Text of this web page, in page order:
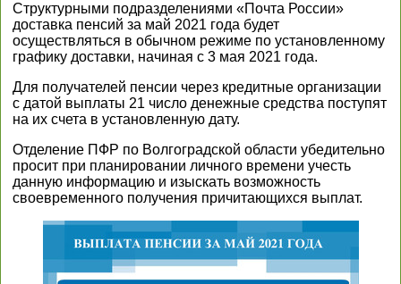
Структурными подразделениями «Почта России»
доставка пенсий за май 2021 года будет
осуществляться в обычном режиме по установленному
графику доставки, начиная с 3 мая 2021 года.
Для получателей пенсии через кредитные организации
с датой выплаты 21 число денежные средства поступят
на их счета в установленную дату.
Отделение ПФР по Волгоградской области убедительно
просит при планировании личного времени учесть
данную информацию и изыскать возможность
своевременного получения причитающихся выплат.